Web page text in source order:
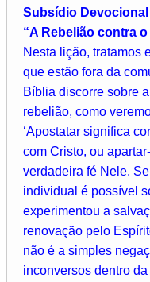
Subsídio Devocional
“A Rebelião contra
Nesta lição, tratamos
que estão fora da
Bíblia discorre sobre
rebelião, como
‘Apostatar significa
com Cristo, ou
verdadeira fé Nele.
individual é possível
experimentou a
renovação pelo
não é a simples
inconversos dentro